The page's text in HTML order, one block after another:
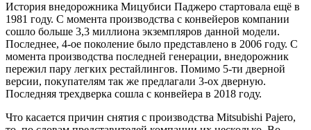
История внедорожника Мицубиси Паджеро стартовала ещё в
1981 году. С момента производства с конвейеров компании
сошло больше 3,3 миллиона экземпляров данной модели.
Последнее, 4-ое поколение было представлено в 2006 году. С
момента производства последней генерации, внедорожник
пережил пару легких рестайлингов. Помимо 5-ти дверной
версии, покупателям так же предлагали 3-ох дверную.
Последняя трехдверка сошла с конвейера в 2018 году.
Что касается причин снятия с производства Mitsubishi Pajero,